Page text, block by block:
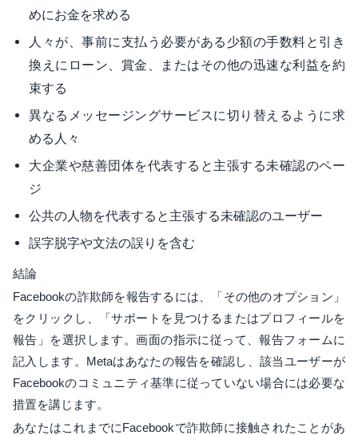
めにお金を求める
人々が、事前に支払う必要がある少額の手数料と引き
換えにローン、賞金、またはその他の迅速な利益を約
束する
異なるメッセージングサービスに切り替えるように求
める人々
大企業や慈善団体を代表すると主張する未確認のペー
ジ
公共の人物を代表すると主張する未確認のユーザー
誤字脱字や文法の誤りを含む
結論
Facebookの詐欺師を報告するには、「その他のオプション」
をクリックし、「サポートを見つけるまたはプロフィールを
報告」を選択します。画面の指示に従って、報告フォームに
記入します。Metaはあなたの報告を確認し、該当ユーザーが
Facebookのコミュニティ基準に従っていない場合には必要な
措置を講じます。
あなたはこれまでにFacebookで詐欺師に接触されたことがあ